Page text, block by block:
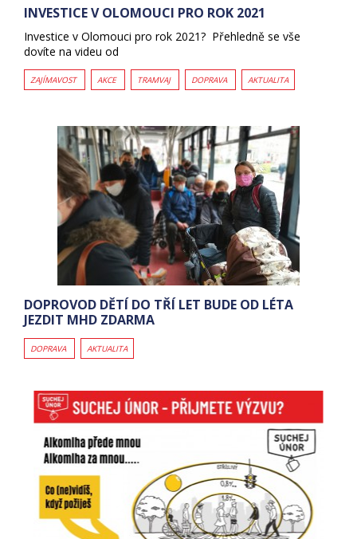
INVESTICE V OLOMOUCI PRO ROK 2021
Investice v Olomouci pro rok 2021? Přehledně se vše
dovíte na videu od
ZAJÍMAVOST AKCE TRAMVAJ DOPRAVA AKTUALITA
DOPROVOD DĚTÍ DO TŘÍ LET BUDE OD LÉTA
JEZDIT MHD ZDARMA
DOPRAVA AKTUALITA